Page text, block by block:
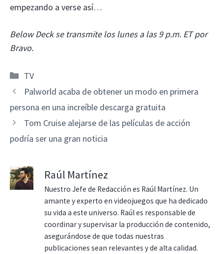
empezando a verse así…
Below Deck se transmite los lunes a las 9 p.m. ET por
Bravo.
Categorías
TV
Palworld acaba de obtener un modo en primera
persona en una increíble descarga gratuita
Tom Cruise alejarse de las películas de acción
podría ser una gran noticia
Raúl Martínez
Nuestro Jefe de Redacción es Raúl Martínez. Un
amante y experto en videojuegos que ha dedicado
su vida a este universo. Raúl es responsable de
coordinar y supervisar la producción de contenido,
asegurándose de que todas nuestras
publicaciones sean relevantes y de alta calidad.